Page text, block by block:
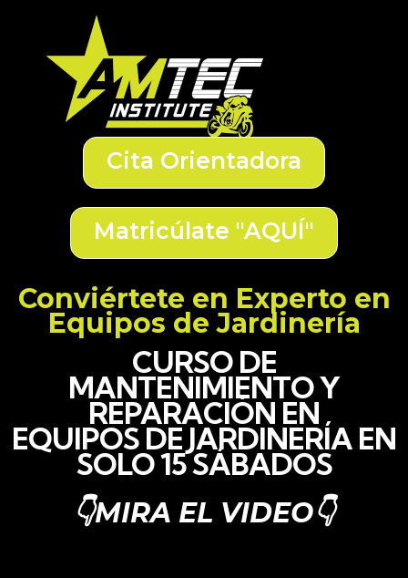
Cita Orientadora
Matricúlate "AQUÍ"
Conviértete en Experto en
Equipos de Jardinería
CURSO DE
MANTENIMIENTO Y
REPARACIÓN EN
EQUIPOS DE JARDINERÍA EN
SOLO 15 SÁBADOS
👇MIRA EL VIDEO👇